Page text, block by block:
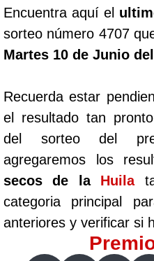
Encuentra aquí el
sorteo número 4707
Martes 10 de Junio
Recuerda estar
el resultado tan
del sorteo del
agregaremos los
secos de la Huila
categoria principal
anteriores y verificar si